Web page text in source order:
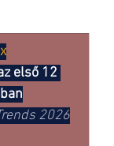
első 12
2026